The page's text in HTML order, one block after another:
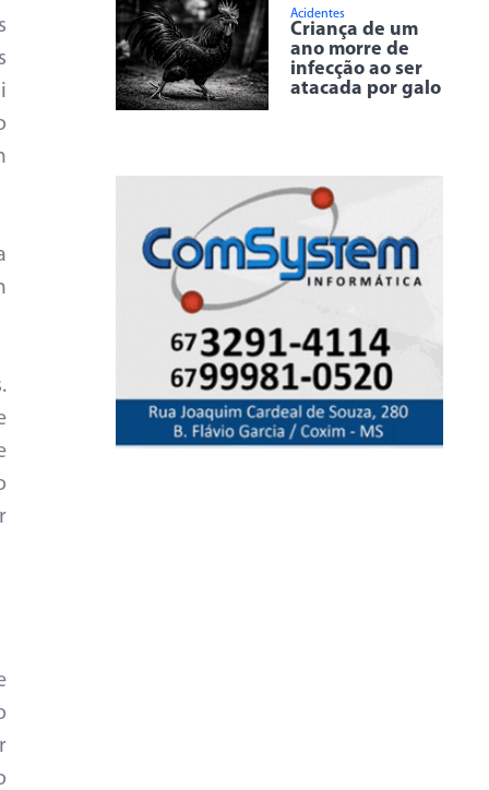
Acidentes
Criança de um
ano morre de
infecção ao ser
atacada por galo